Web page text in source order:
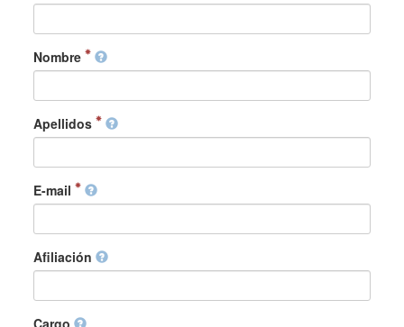
Nombre
Apellidos
E-mail
Afiliación
Cargo